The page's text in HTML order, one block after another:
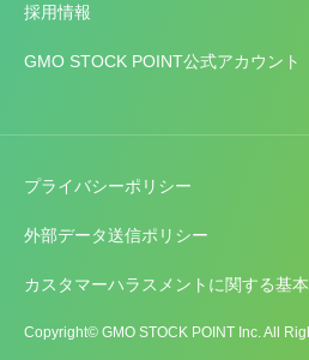
採用情報
GMO STOCK POINT公式アカウント
プライバシーポリシー
外部データ送信ポリシー
カスタマーハラスメントに関する基
Copyright© GMO STOCK POINT Inc. All